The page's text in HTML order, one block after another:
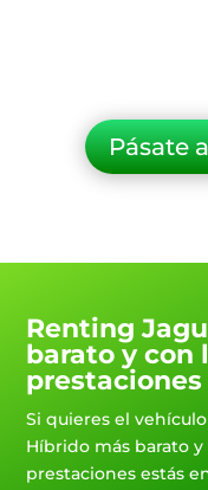
Pásate
Renting
barato y con
Si quieres el
Híbrido más barato
prestaciones estás